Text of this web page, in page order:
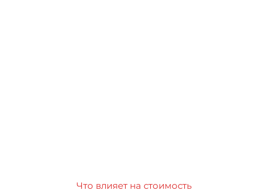
Что влияет на стоимость